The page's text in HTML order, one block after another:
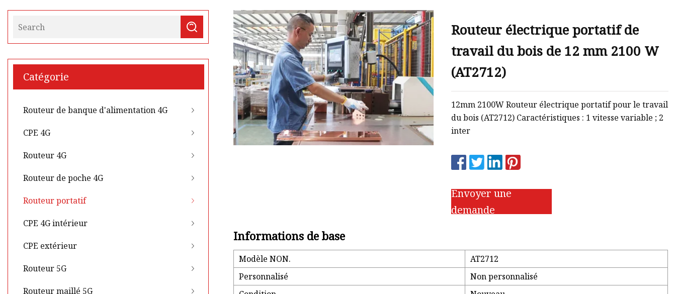
Routeur maillé 5G
CPE 5G
Modem USB
Modem USB 4G
Routeur portable 4G LTE
MIFI 5G
Produits de données
Catégorie
Routeur de banque d'alimentation 4G
CPE 4G
Routeur 4G
Routeur de poche 4G
Routeur portatif
CPE 4G intérieur
CPE extérieur
Routeur 5G
Routeur maillé 5G
Routeur électrique portatif de
travail du bois de 12 mm 2100 W
(AT2712)
12mm 2100W Routeur électrique portatif pour le travail
du bois (AT2712) Caractéristiques : 1 vitesse variable ; 2
inter
Envoyer une
demande
Informations de base
Modèle NON.
AT2712
Personnalisé
Non personnalisé